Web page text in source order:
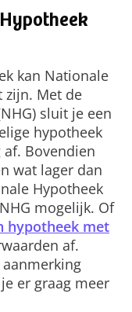
kan Nationale
zijn. Met de
sluit je een
hypotheek
Bovendien
wat lager dan
Hypotheek
mogelijk. Of
hypotheek met
af.
er graag meer